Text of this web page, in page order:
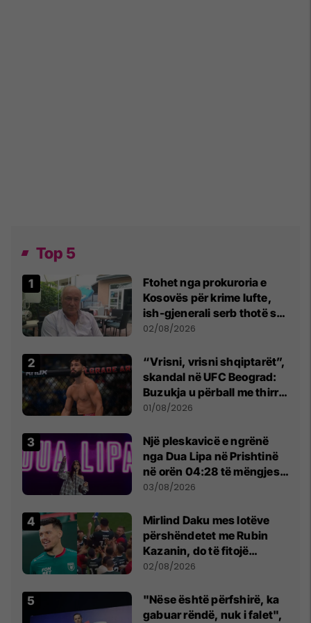
Top 5
Ftohet nga prokuroria e
Kosovës për krime lufte,
ish-gjenerali serb thotë se
dikush e tradhtoi në
02/08/2026
“Vrisni, vrisni shqiptarët”,
skandal në UFC Beograd:
Buzukja u përball me thirrje
anti-shqiptare nga
01/08/2026
Një pleskavicë e ngrënë
nga Dua Lipa në Prishtinë
në orën 04:28 të mëngjesit
- dhe bota digjitale serbe
03/08/2026
Mirlind Daku mes lotëve
përshëndetet me Rubin
Kazanin, do të fitojë
miliona te Spartak Moska
02/08/2026
"Nëse është përfshirë, ka
gabuar rëndë, nuk i falet",